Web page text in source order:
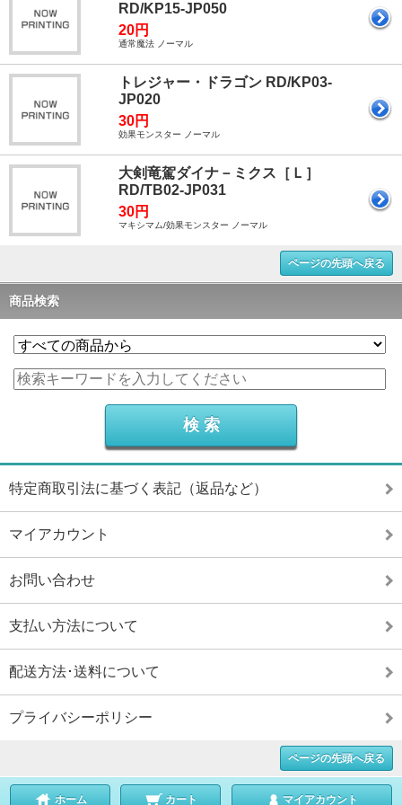
RD/KP15-JP050
20円
通常魔法 ノーマル
トレジャー・ドラゴン RD/KP03-
JP020
30円
効果モンスター ノーマル
大剣竜駕ダイナ－ミクス［Ｌ］
RD/TB02-JP031
30円
マキシマム/効果モンスター ノーマル
ページの先頭へ戻る
商品検索
特定商取引法に基づく表記（返品など）
マイアカウント
お問い合わせ
支払い方法について
配送方法･送料について
プライバシーポリシー
ページの先頭へ戻る
ホーム カート マイアカウント